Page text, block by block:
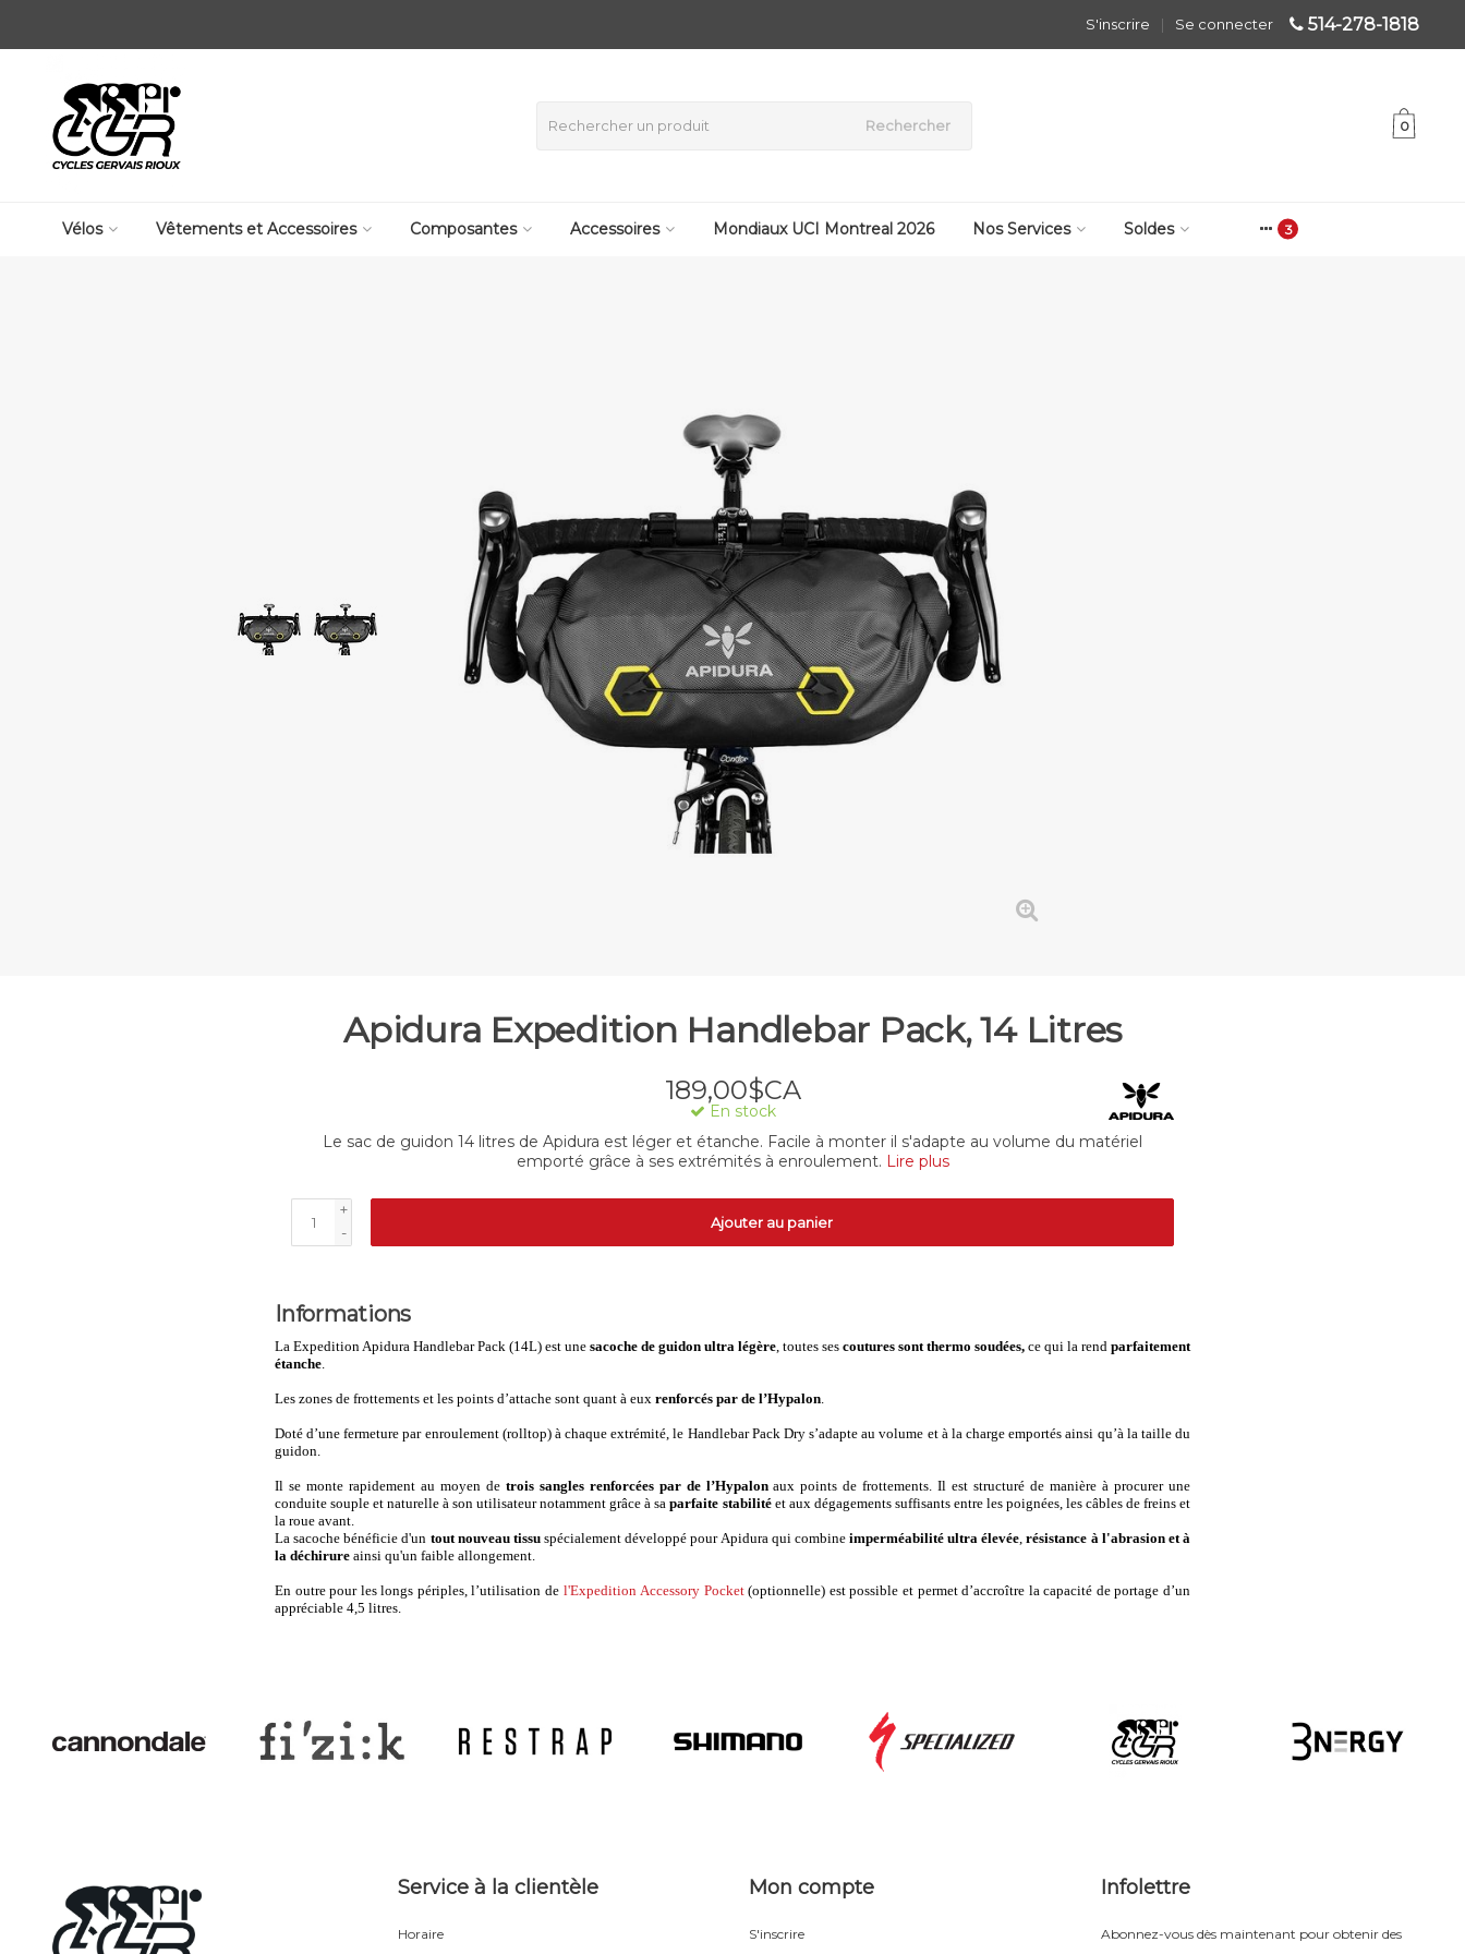
514-278-1818
Se connecter
|
S'inscrire
Rechercher 0
Vélos Vêtements et Accessoires Composantes Accessoires Mondiaux UCI Montreal 2026 Nos Services Soldes
Apidura Expedition Handlebar Pack, 14 Litres
189,00$CA
En stock
Le sac de guidon 14 litres de Apidura est léger et étanche. Facile à monter il s'adapte au volume du matériel
emporté grâce à ses extrémités à enroulement. Lire plus
+
-
Ajouter au panier
Informations
La Expedition Apidura Handlebar Pack (14L) est une sacoche de guidon ultra légère, toutes ses coutures sont thermo soudées, ce qui la rend parfaitement
étanche.
Les zones de frottements et les points d’attache sont quant à eux renforcés par de l’Hypalon.
Doté d’une fermeture par enroulement (rolltop) à chaque extrémité, le Handlebar Pack Drys’adapte au volume et à la charge emportés ainsi qu’à la taille du
guidon.
Il se monte rapidement au moyen de trois sangles renforcées par de l’Hypalonaux points de frottements. Il est structuré de manière à procurer une
conduite souple et naturelle à son utilisateur notamment grâce à saparfaite stabilitéet aux dégagements suffisants entre les poignées, les câbles de freins et
la roue avant.
La sacoche bénéficie d'un tout nouveau tissuspécialement développé pour Apidura qui combine imperméabilité ultra élevée,résistance à l'abrasion et à
la déchirure ainsi qu'un faible allongement.
En outre pour les longs périples, l’utilisation de l'ExpeditionAccessory Pocket (optionnelle) est possible et permet d’accroître la capacité de portage d’un
appréciable 4,5 litres.
Service à la clientèle
Horaire
Mon compte
S'inscrire
Infolettre
Abonnez-vous dès maintenant pour obtenir des